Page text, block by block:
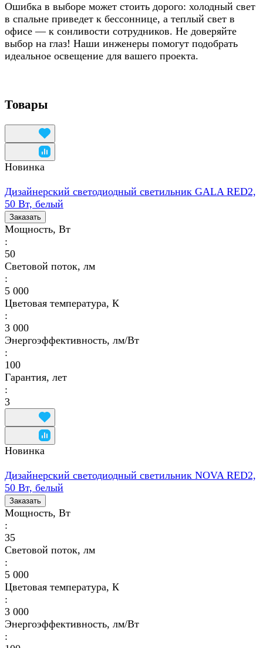
Ошибка в выборе может стоить дорого: холодный свет
в спальне приведет к бессоннице, а теплый свет в
офисе — к сонливости сотрудников. Не доверяйте
выбор на глаз! Наши инженеры помогут подобрать
идеальное освещение для вашего проекта.
Товары
Новинка
Дизайнерский светодиодный светильник GALA RED2,
50 Вт, белый
Заказать
Мощность, Вт
:
50
Световой поток, лм
:
5 000
Цветовая температура, К
:
3 000
Энергоэффективность, лм/Вт
:
100
Гарантия, лет
:
3
Новинка
Дизайнерский светодиодный светильник NOVA RED2,
50 Вт, белый
Заказать
Мощность, Вт
:
35
Световой поток, лм
:
5 000
Цветовая температура, К
:
3 000
Энергоэффективность, лм/Вт
: